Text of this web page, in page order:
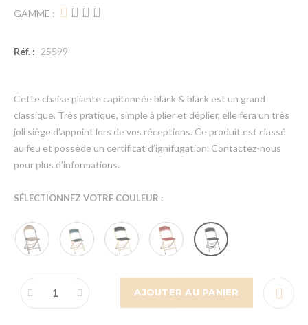
GAMME :
Réf. : 25599
Cette chaise pliante capitonnée black & black est un grand
classique. Très pratique, simple à plier et déplier, elle fera un très
joli siège d'appoint lors de vos réceptions. Ce produit est classé
au feu et possède un certificat d’ignifugation. Contactez-nous
pour plus d’informations.
SÉLECTIONNEZ VOTRE COULEUR :
AJOUTER AU PANIER